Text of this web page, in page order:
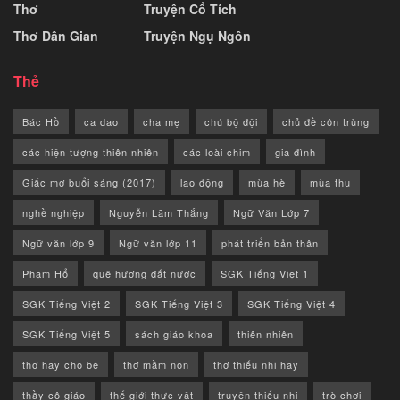
Thơ
Thơ Dân Gian
Truyện Cổ Tích
Truyện Ngụ Ngôn
Thẻ
Bác Hồ ca dao cha mẹ chú bộ đội chủ đề côn trùng
các hiện tượng thiên nhiên các loài chim gia đình
Giấc mơ buổi sáng (2017) lao động mùa hè mùa thu
nghề nghiệp Nguyễn Lãm Thắng Ngữ Văn Lớp 7
Ngữ văn lớp 9 Ngữ văn lớp 11 phát triển bản thân
Phạm Hổ quê hương đất nước SGK Tiếng Việt 1
SGK Tiếng Việt 2 SGK Tiếng Việt 3 SGK Tiếng Việt 4
SGK Tiếng Việt 5 sách giáo khoa thiên nhiên
thơ hay cho bé thơ mầm non thơ thiếu nhi hay
thầy cô giáo thế giới thực vật truyện thiếu nhi trò chơi